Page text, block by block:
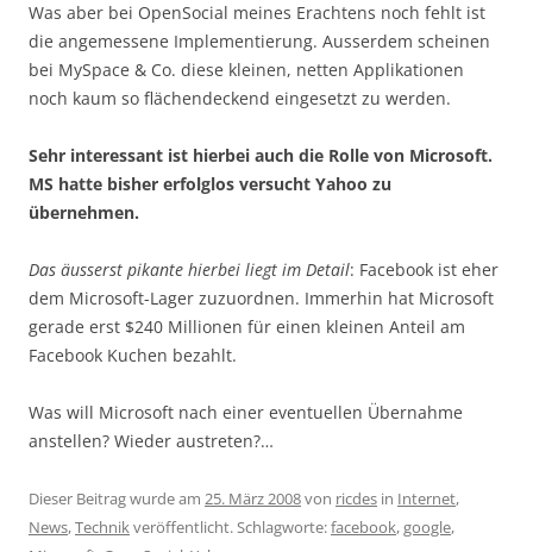
Was aber bei OpenSocial meines Erachtens noch fehlt ist
die angemessene Implementierung. Ausserdem scheinen
bei MySpace & Co. diese kleinen, netten Applikationen
noch kaum so flächendeckend eingesetzt zu werden.
Sehr interessant ist hierbei auch die Rolle von Microsoft.
MS hatte bisher erfolglos versucht Yahoo zu
übernehmen.
Das äusserst pikante hierbei liegt im Detail: Facebook ist eher
dem Microsoft-Lager zuzuordnen. Immerhin hat Microsoft
gerade erst $240 Millionen für einen kleinen Anteil am
Facebook Kuchen bezahlt.
Was will Microsoft nach einer eventuellen Übernahme
anstellen? Wieder austreten?…
Dieser Beitrag wurde am 25. März 2008von ricdes in Internet,
News,Technikveröffentlicht. Schlagworte:facebook,google,